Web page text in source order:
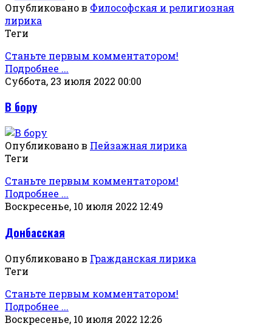
Опубликовано в Философская и религиозная
лирика
Теги
Станьте первым комментатором!
Подробнее ...
Суббота, 23 июля 2022 00:00
В бору
Опубликовано в Пейзажная лирика
Теги
Станьте первым комментатором!
Подробнее ...
Воскресенье, 10 июля 2022 12:49
Донбасская
Опубликовано в Гражданская лирика
Теги
Станьте первым комментатором!
Подробнее ...
Воскресенье, 10 июля 2022 12:26